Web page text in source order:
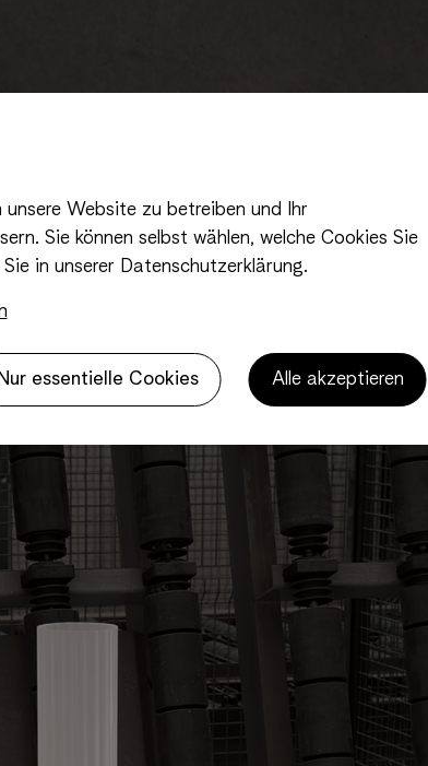
Website zu betreiben und Ihr
Sie können selbst wählen, welche Cookies Sie
in unserer Datenschutzerklärung.
Nur essentielle Cookies Alle akzeptieren